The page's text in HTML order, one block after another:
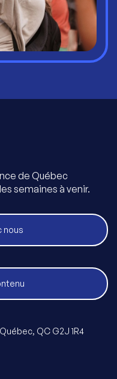
de Québec
semaines à venir.
nous
QC G2J 1R4